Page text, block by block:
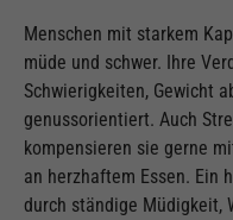
Menschen mit starkem
müde und schwer. Ihre
Schwierigkeiten, Gewicht
genussorientiert. Auch
kompensieren sie gerne
an herzhaftem Essen. Ein
durch ständige Müdigkeit,